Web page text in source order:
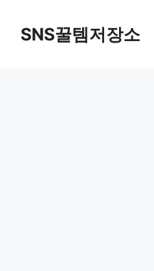
SNS꿀템저장소